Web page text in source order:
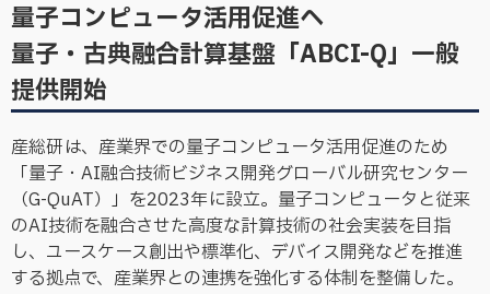
量子コンピュータ活用促進へ
量子・古典融合計算基盤「ABCI-Q」一般
提供開始
産総研は、産業界での量子コンピュータ活用促進のため
「量子・AI融合技術ビジネス開発グローバル研究センター
（G-QuAT）」を2023年に設立。量子コンピュータと従来
のAI技術を融合させた高度な計算技術の社会実装を目指
し、ユースケース創出や標準化、デバイス開発などを推進
する拠点で、産業界との連携を強化する体制を整備した。